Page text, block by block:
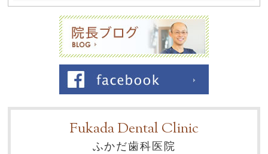
Fukada Dental Clinic
ふかだ歯科医院